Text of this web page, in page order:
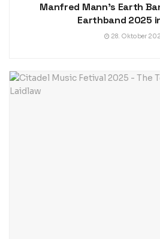
Manfred Mann’s Earth
Earthband 2025
28. Oktober